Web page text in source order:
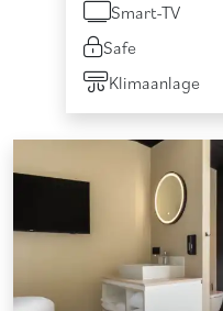
Smart-TV
Safe
Klimaanlage